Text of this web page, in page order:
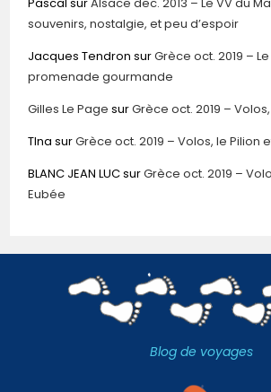
souvenirs, nostalgie, et peu d’espoir
Jacques Tendron surGrèce oct. 2019 –
promenade gourmande
Gilles Le Page surGrèce oct. 2019 –
TIna surGrèce oct. 2019 – Volos, le Pilion
BLANC JEAN LUCsurGrèce oct. 2019 –
Eubée
Blog de voyages